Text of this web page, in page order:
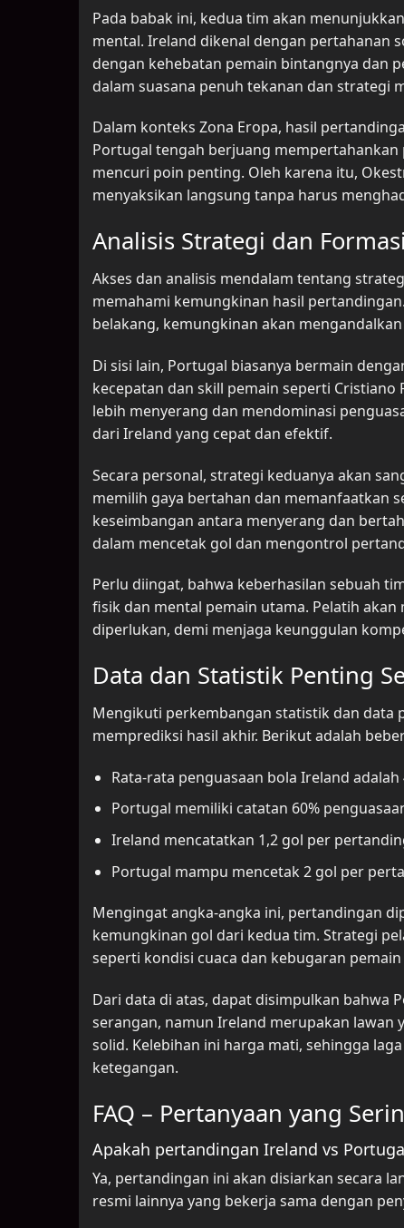
Pada babak ini, kedua tim akan
mental. Ireland dikenal dengan pertahanan
dengan kehebatan pemain bintangnya dan
dalam suasana penuh tekanan dan strategi
Dalam konteks Zona Eropa, hasil
Portugal tengah berjuang
mencuri poin penting. Oleh karena itu,
menyaksikan langsung tanpa harus
Analisis Strategi dan
Akses dan analisis mendalam tentang
memahami kemungkinan hasil
belakang, kemungkinan akan
Di sisi lain, Portugal biasanya bermain
kecepatan dan skill pemain seperti
lebih menyerang dan mendominasi
dari Ireland yang cepat dan efektif.
Secara personal, strategi keduanya akan
memilih gaya bertahan dan memanfaatkan
keseimbangan antara menyerang dan
dalam mencetak gol dan mengontrol
Perlu diingat, bahwa keberhasilan sebuah
fisik dan mental pemain utama. Pelatih
diperlukan, demi menjaga keunggulan
Data dan Statistik Penting
Mengikuti perkembangan statistik dan data
memprediksi hasil akhir. Berikut adalah
Rata-rata penguasaan bola Ireland
Portugal memiliki catatan 60%
Ireland mencatatkan 1,2 gol per
Portugal mampu mencetak 2 gol per
Mengingat angka-angka ini, pertandingan
kemungkinan gol dari kedua tim. Strategi
seperti kondisi cuaca dan kebugaran
Dari data di atas, dapat disimpulkan bahwa
serangan, namun Ireland merupakan lawan
solid. Kelebihan ini harga mati, sehingga
ketegangan.
FAQ – Pertanyaan yang
Apakah pertandingan Ireland vs
Ya, pertandingan ini akan disiarkan secara
resmi lainnya yang bekerja sama dengan